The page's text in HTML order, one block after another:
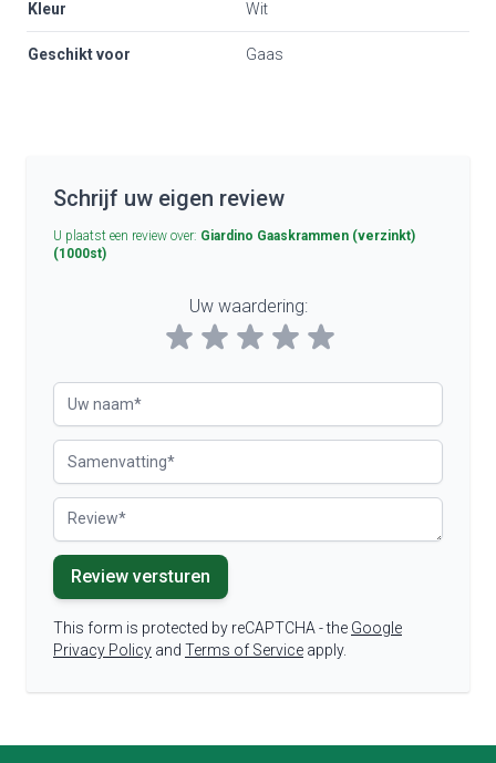
Kleur Wit
Geschikt voor Gaas
Schrijf uw eigen review
U plaatst een review over: Giardino Gaaskrammen (verzinkt)
(1000st)
Uw waardering:
Rating
Uw naam
Samenvatting
Review
Review versturen
This form is protected by reCAPTCHA - the Google
Privacy Policy and Terms of Service apply.